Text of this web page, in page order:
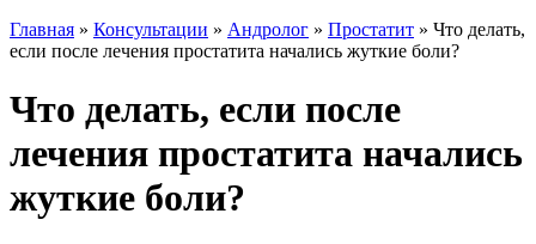
Главная » Консультации » Андролог » Простатит » Что делать,
если после лечения простатита начались жуткие боли?
Что делать, если после
лечения простатита начались
жуткие боли?